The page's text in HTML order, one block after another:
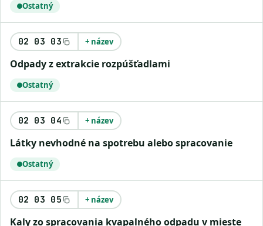
Ostatný
02 03 03 + název
odpady z extrakcie rozpúšťadlami
Ostatný
02 03 04 + název
látky nevhodné na spotrebu alebo spracovanie
Ostatný
02 03 05 + název
kaly zo spracovania kvapalného odpadu v mieste